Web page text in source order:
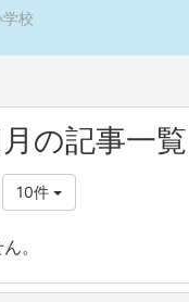
校
の記事一覧
10件
。